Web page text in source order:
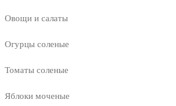
Овощи и салаты
Огурцы соленые
Томаты соленые
Яблоки моченые